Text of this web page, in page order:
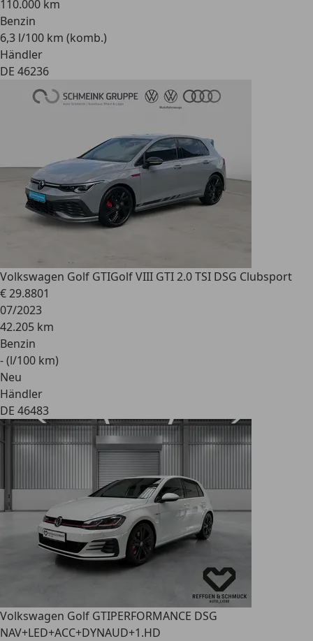
110.000 km
Benzin
6,3 l/100 km (komb.)
Händler
DE 46236
Volkswagen Golf GTIGolf VIII GTI 2.0 TSI DSG Clubsport
€ 29.8801
07/2023
42.205 km
Benzin
- (l/100 km)
Neu
Händler
DE 46483
Volkswagen Golf GTIPERFORMANCE DSG
NAV+LED+ACC+DYNAUD+1.HD